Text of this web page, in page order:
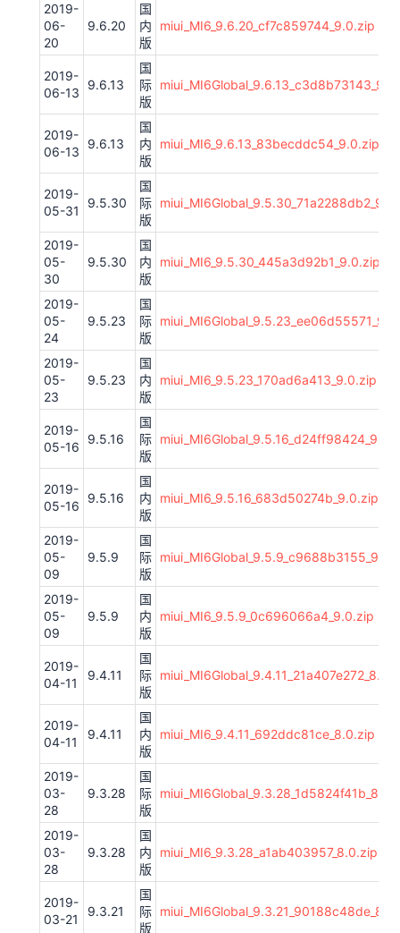
2019-
06-
20
9.6.20
国
内
版
miui_MI6_9.6.20_cf7c859744_9.0.zip
2019-
06-13
9.6.13
国
际
版
2019-
06-13
9.6.13
国
内
版
miui_MI6_9.6.13_83becddc54_9.0.zip
2019-
05-31
9.5.30
国
际
版
2019-
05-
30
9.5.30
国
内
版
miui_MI6_9.5.30_445a3d92b1_9.0.zip
2019-
05-
24
9.5.23
国
际
版
2019-
05-
23
9.5.23
国
内
版
miui_MI6_9.5.23_170ad6a413_9.0.zip
2019-
05-16
9.5.16
国
际
版
2019-
05-16
9.5.16
国
内
版
miui_MI6_9.5.16_683d50274b_9.0.zip
2019-
05-
09
9.5.9
国
际
版
2019-
05-
09
9.5.9
国
内
版
miui_MI6_9.5.9_0c696066a4_9.0.zip
2019-
04-11
9.4.11
国
际
版
2019-
04-11
9.4.11
国
内
版
miui_MI6_9.4.11_692ddc81ce_8.0.zip
2019-
03-
28
9.3.28
国
际
版
2019-
03-
28
9.3.28
国
内
版
miui_MI6_9.3.28_a1ab403957_8.0.zip
2019-
03-21
9.3.21
国
际
版